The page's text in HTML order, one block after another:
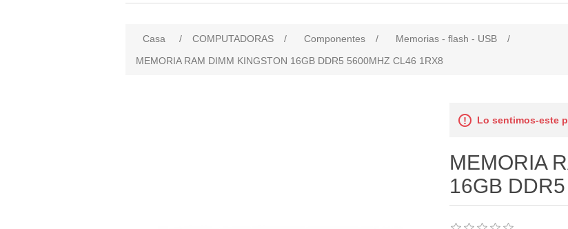
Casa / COMPUTADORAS / Componentes / Memorias - flash - USB
/
MEMORIA RAM DIMM KINGSTON 16GB DDR5 5600MHZ CL46 1RX8
Lo sentimos-este
MEMORIA
16GB